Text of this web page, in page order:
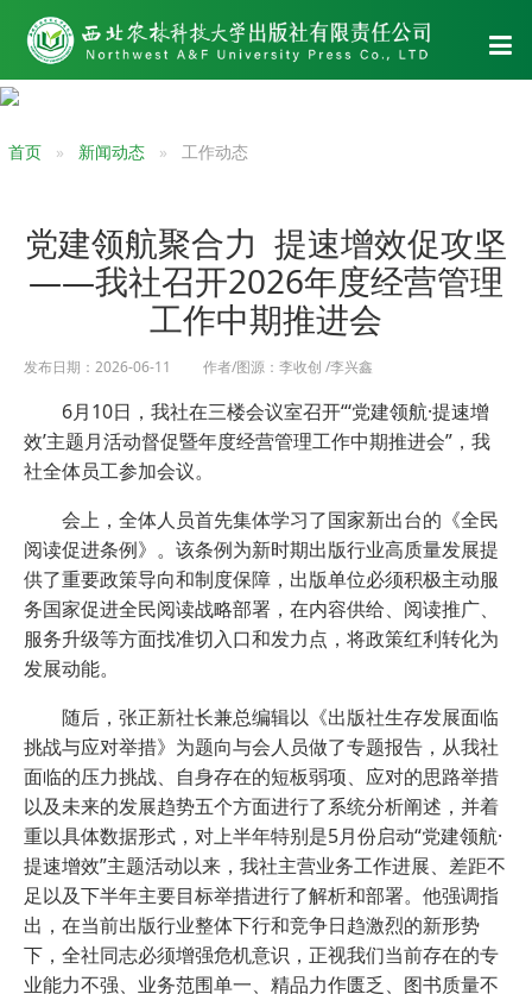
首页 新闻动态 工作动态
党建领航聚合力 提速增效促攻坚
——我社召开2026年度经营管理
工作中期推进会
发布日期：2026-06-11 作者/图源：李收创 /李兴鑫
6月10日，我社在三楼会议室召开“‘党建领航·提速增
效’主题月活动督促暨年度经营管理工作中期推进会”，我
社全体员工参加会议。
会上，全体人员首先集体学习了国家新出台的《全民
阅读促进条例》。该条例为新时期出版行业高质量发展提
供了重要政策导向和制度保障，出版单位必须积极主动服
务国家促进全民阅读战略部署，在内容供给、阅读推广、
服务升级等方面找准切入口和发力点，将政策红利转化为
发展动能。
随后，张正新社长兼总编辑以《出版社生存发展面临
挑战与应对举措》为题向与会人员做了专题报告，从我社
面临的压力挑战、自身存在的短板弱项、应对的思路举措
以及未来的发展趋势五个方面进行了系统分析阐述，并着
重以具体数据形式，对上半年特别是5月份启动“党建领航·
提速增效”主题活动以来，我社主营业务工作进展、差距不
足以及下半年主要目标举措进行了解析和部署。他强调指
出，在当前出版行业整体下行和竞争日趋激烈的新形势
下，全社同志必须增强危机意识，正视我们当前存在的专
业能力不强、业务范围单一、精品力作匮乏、图书质量不